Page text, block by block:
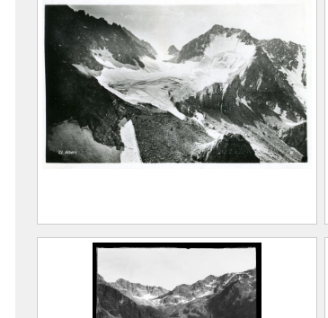
FEUGIER, Albert Marius
(Saint-Marcellin, 1893 –
Allevard, 1962)
Maison Alpine
CE2020.1.243
Le glacier du Gleyzin
FEUGIER, Albert Marius
(Saint-Marcellin, 1893 –